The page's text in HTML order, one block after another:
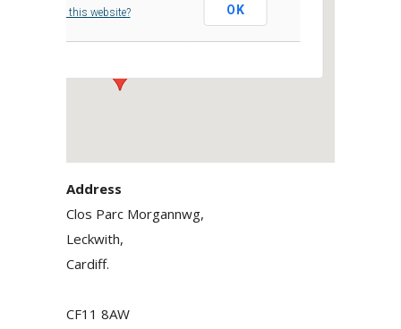
Clos Parc Morgannwg, - Leckwith,
Do you own this website? OK
Address
Clos Parc Morgannwg,
Leckwith,
Cardiff.
CF11 8AW